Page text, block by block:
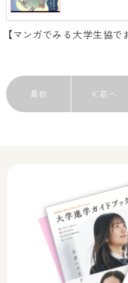
【マンガでみる大学生協
最初 ≪ 前へ